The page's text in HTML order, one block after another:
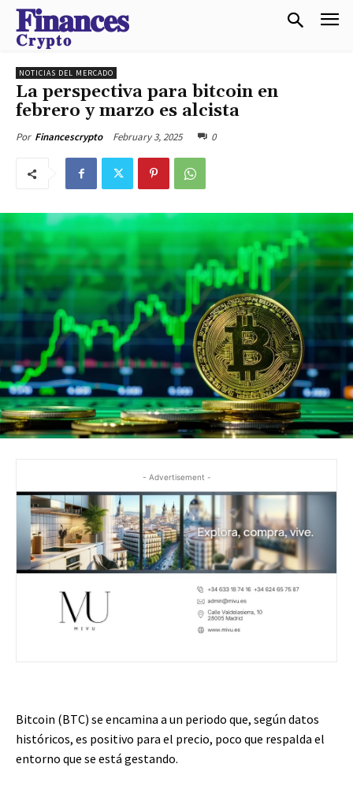
𝐅𝐢𝐧𝐚𝐧𝐜𝐞𝐬
𝐂𝐫𝐲𝐩𝐭𝐨
NOTICIAS DEL MERCADO
La perspectiva para bitcoin en
febrero y marzo es alcista
Por Financescrypto February 3, 2025 0
- Advertisement -
Bitcoin (BTC) se encamina a un periodo que, según datos
históricos, es positivo para el precio, poco que respalda el
entorno que se está gestando.